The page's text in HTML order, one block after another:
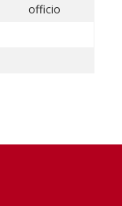
officio